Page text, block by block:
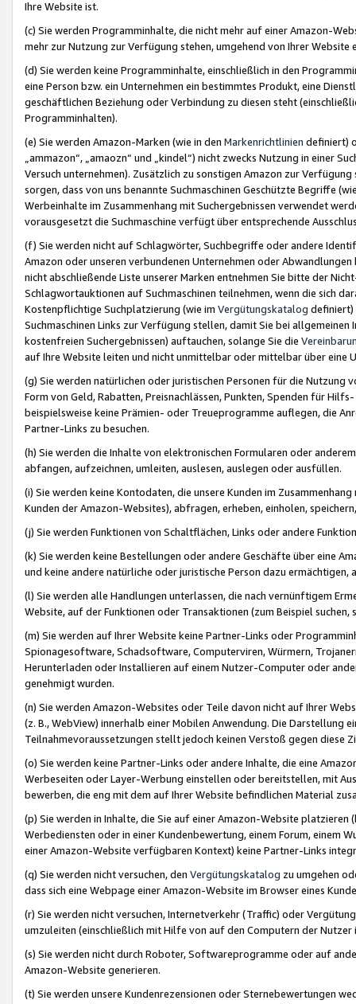
Ihre Website ist.
(c) Sie werden Programminhalte, die nicht mehr auf einer Amazon-
mehr zur Nutzung zur Verfügung stehen, umgehend von Ihrer
(d) Sie werden keine Programminhalte, einschließlich in den
eine Person bzw. ein Unternehmen ein bestimmtes Produkt, eine
geschäftlichen Beziehung oder Verbindung zu diesen steht
Programminhalten).
(e) Sie werden Amazon-Marken (wie in den Markenrichtlinien definiert)
„ammazon“, „amaozn“ und „kindel“) nicht zwecks Nutzung in einer
Versuch unternehmen). Zusätzlich zu sonstigen Amazon zur
sorgen, dass von uns benannte Suchmaschinen Geschützte Begriffe
Werbeinhalte im Zusammenhang mit Suchergebnissen verwendet
vorausgesetzt die Suchmaschine verfügt über entsprechende
(f) Sie werden nicht auf Schlagwörter, Suchbegriffe oder andere
Amazon oder unseren verbundenen Unternehmen oder
nicht abschließende Liste unserer Marken entnehmen Sie bitte der
Schlagwortauktionen auf Suchmaschinen teilnehmen, wenn die sich
Kostenpflichtige Suchplatzierung (wie im Vergütungskatalog definiert)
Suchmaschinen Links zur Verfügung stellen, damit Sie bei
kostenfreien Suchergebnissen) auftauchen, solange Sie die
auf Ihre Website leiten und nicht unmittelbar oder mittelbar über eine
(g) Sie werden natürlichen oder juristischen Personen für die Nutzung
Form von Geld, Rabatten, Preisnachlässen, Punkten, Spenden für
beispielsweise keine Prämien- oder Treueprogramme auflegen, die
Partner-Links zu besuchen.
(h) Sie werden die Inhalte von elektronischen Formularen oder
abfangen, aufzeichnen, umleiten, auslesen, auslegen oder ausfüllen.
(i) Sie werden keine Kontodaten, die unsere Kunden im
Kunden der Amazon-Websites), abfragen, erheben, einholen,
(j) Sie werden Funktionen von Schaltflächen, Links oder andere
(k) Sie werden keine Bestellungen oder andere Geschäfte über eine
und keine andere natürliche oder juristische Person dazu
(l) Sie werden alle Handlungen unterlassen, die nach vernünftigem
Website, auf der Funktionen oder Transaktionen (zum Beispiel
(m) Sie werden auf Ihrer Website keine Partner-Links oder
Spionagesoftware, Schadsoftware, Computerviren, Würmern,
Herunterladen oder Installieren auf einem Nutzer-Computer oder
genehmigt wurden.
(n) Sie werden Amazon-Websites oder Teile davon nicht auf Ihrer
(z. B., WebView) innerhalb einer Mobilen Anwendung. Die Darstellung
Teilnahmevoraussetzungen stellt jedoch keinen Verstoß gegen diese
(o) Sie werden keine Partner-Links oder andere Inhalte, die eine
Werbeseiten oder Layer-Werbung einstellen oder bereitstellen, mit
bewerben, die eng mit dem auf Ihrer Website befindlichen Material
(p) Sie werden in Inhalte, die Sie auf einer Amazon-Website
Werbediensten oder in einer Kundenbewertung, einem Forum, einem
einer Amazon-Website verfügbaren Kontext) keine Partner-Links
(q) Sie werden nicht versuchen, den Vergütungskatalog zu umgehen
dass sich eine Webpage einer Amazon-Website im Browser eines
(r) Sie werden nicht versuchen, Internetverkehr (Traffic) oder
umzuleiten (einschließlich mit Hilfe von auf den Computern der
(s) Sie werden nicht durch Roboter, Softwareprogramme oder auf
Amazon-Website generieren.
(t) Sie werden unsere Kundenrezensionen oder Sternebewertungen